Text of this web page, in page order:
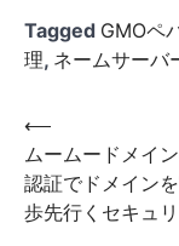
Tagged GMOペ
理, ネームサーバ
投
稿
ナ
⟵
ムームードメイ
認証でドメイン
歩先行くセキュ